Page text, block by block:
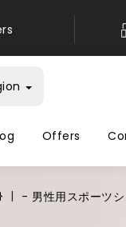
Offers
- 男性用スポーツ